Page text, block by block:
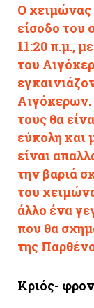
Ο χειμώνας
είσοδο του
11:20 π.μ.,
του
Αιγόκερων.
τους θα
εύκολη και
είναι
την βαριά
του
άλλο ένα
που θα
της
Κριός-